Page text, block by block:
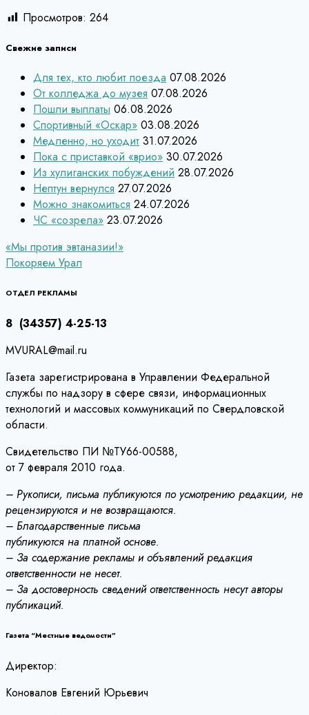
Просмотров: 264
Свежие записи
Для тех, кто любит поезда 07.08.2026
От колледжа до музея 07.08.2026
Пошли выплаты 06.08.2026
Спортивный «Оскар» 03.08.2026
Медленно, но уходит 31.07.2026
Пока с приставкой «врио» 30.07.2026
Из хулиганских побуждений 28.07.2026
Нептун вернулся 27.07.2026
Можно знакомиться 24.07.2026
ЧС «созрела» 23.07.2026
Навигация
по
записям
«Мы против эвтаназии!»
Покоряем Урал
ОТДЕЛ РЕКЛАМЫ
8 (34357) 4-25-13
MVURAL@mail.ru
Газета зарегистрирована в Управлении Федеральной
службы по надзору в сфере связи, информационных
технологий и массовых коммуникаций по Свердловской
области.
Свидетельство ПИ №ТУ66-00588,
от 7 февраля 2010 года.
– Рукописи, письма публикуются по усмотрению редакции, не
рецензируются и не возвращаются.
– Благодарственные письма
публикуются на платной основе.
– За содержание рекламы и объявлений редакция
ответственности не несет.
– За достоверность сведений ответственность несут авторы
публикаций.
Газета “Местные ведомости”
Директор:
Коновалов Евгений Юрьевич